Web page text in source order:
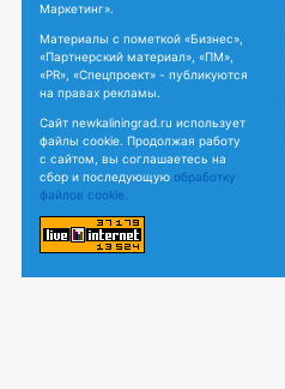
Маркетинг».
Материалы с пометкой «Бизнес»,
«Партнерский материал», «ПМ»,
«PR», «Спецпроект» - публикуются
на правах рекламы.
Сайт newkaliningrad.ru использует
файлы cookie. Продолжая работу
с сайтом, вы соглашаетесь на
сбор и последующую обработку
файлов cookie.